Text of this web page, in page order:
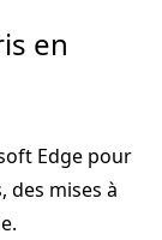
en
Edge pour
mises à